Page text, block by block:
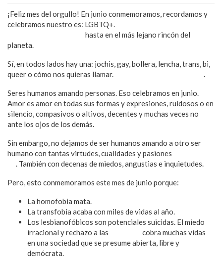
¡Feliz mes del orgullo! En junio conmemoramos, recordamos y
celebramos nuestro es: LGBTQ+.
hasta en el más lejano rincón del
planeta.
Sí, en todos lados hay una: jochis, gay, bollera, lencha, trans, bi,
queer o cómo nos quieras llamar.
.
Seres humanos amando personas. Eso celebramos en junio.
Amor es amor en todas sus formas y expresiones, ruidosos o en
silencio, compasivos o altivos, decentes y muchas veces no
ante los ojos de los demás.
Sin embargo, no dejamos de ser humanos amando a otro ser
humano con tantas virtudes, cualidades y pasiones
. También con decenas de miedos, angustias e inquietudes.
Pero, esto conmemoramos este mes de junio porque:
La homofobia mata.
La transfobia acaba con miles de vidas al año.
Los lesbianofóbicos son potenciales suicidas. El miedo
irracional y rechazo a las
cobra muchas vidas
en una sociedad que se presume abierta, libre y
demócrata.